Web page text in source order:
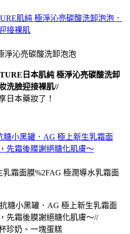
肌純 極淨沁亮碳酸洗卸泡泡．
接裸肌
日本肌純 極淨沁亮碳酸洗卸
洗臉迎接裸肌//
日本藥妝了！
糖小黑罐．AG 極上新⽣乳霜⾯
先霜後膜謝絕糖化肌膚～
糖小黑罐．AG 極上新⽣乳霜⾯
先霜後膜謝絕糖化肌膚～//
珍奶、一塊蛋糕